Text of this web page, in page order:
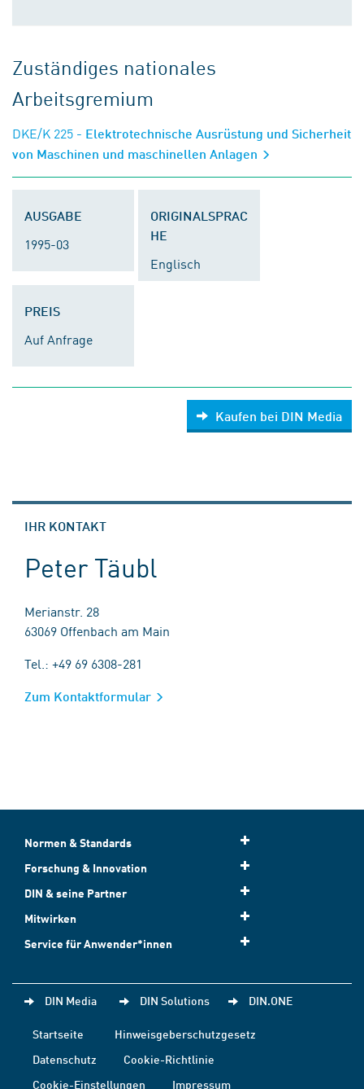
Zuständiges nationales
Arbeitsgremium
DKE/K 225 - Elektrotechnische Ausrüstung und Sicherheit
von Maschinen und maschinellen Anlagen
AUSGABE
1995-03
ORIGINALSPRAC
HE
Englisch
PREIS
Auf Anfrage
Kaufen bei DIN Media
IHR KONTAKT
Peter Täubl
Merianstr. 28
63069 Offenbach am Main
Tel.: +49 69 6308-281
Zum Kontaktformular
Normen & Standards
Forschung & Innovation
DIN & seine Partner
Mitwirken
Service für Anwender*innen
DIN Media DIN Solutions DIN.ONE
Startseite
Hinweisgeberschutzgesetz
Datenschutz
Cookie-Richtlinie
Cookie-Einstellungen
Impressum